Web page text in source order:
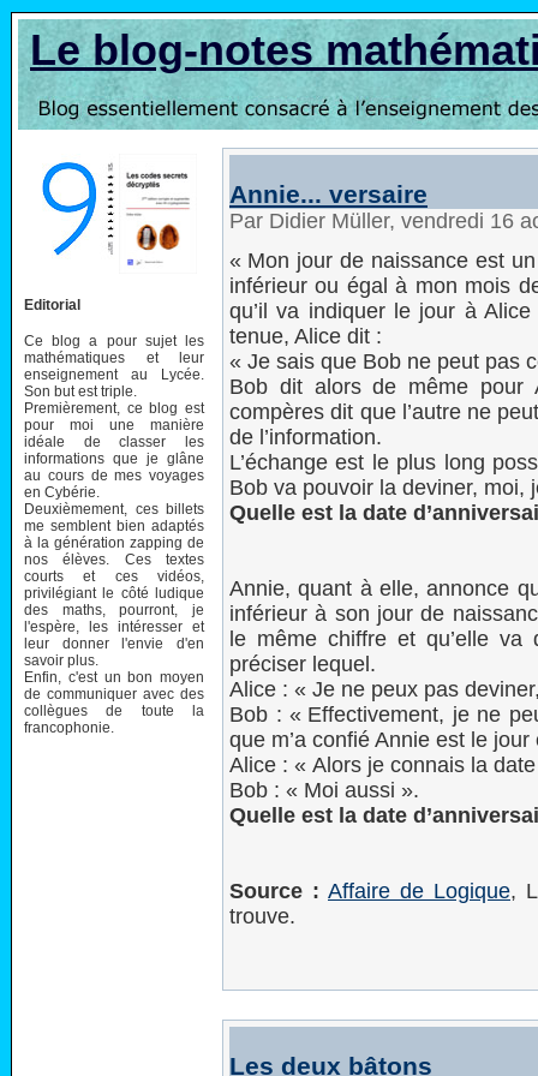
Le blog-notes
Editorial
Ce blog a pour sujet les
mathématiques et leur
enseignement au Lycée.
Son but est triple.
Premièrement, ce blog est
pour moi une manière
idéale de classer les
informations que je glâne
au cours de mes voyages
en Cybérie.
Deuxièmement, ces billets
me semblent bien adaptés
à la génération zapping de
nos élèves. Ces textes
courts et ces vidéos,
privilégiant le côté ludique
des maths, pourront, je
l'espère, les intéresser et
leur donner l'envie d'en
savoir plus.
Enfin, c'est un bon moyen
de communiquer avec des
collègues de toute la
francophonie.
Annie... versaire
Par Didier Müller, vendredi 16
« Mon jour de naissance est
inférieur ou égal à mon mois
qu’il va indiquer le jour à
tenue, Alice dit :
« Je sais que Bob ne peut pas
Bob dit alors de même pour
compères dit que l’autre ne
de l’information.
L’échange est le plus long
Bob va pouvoir la deviner, moi,
Quelle est la date
Annie, quant à elle, annonce
inférieur à son jour de
le même chiffre et qu’elle va
préciser lequel.
Alice : « Je ne peux pas
Bob : « Effectivement, je ne
que m’a confié Annie est le
Alice : « Alors je connais la
Bob : « Moi aussi ».
Quelle est la date
Source : Affaire de Logique,
trouve.
Les deux bâtons